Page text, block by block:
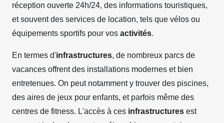
réception ouverte 24h/24, des informations touristiques,
et souvent des services de location, tels que vélos ou
équipements sportifs pour vos activités.
En termes d'infrastructures, de nombreux parcs de
vacances offrent des installations modernes et bien
entretenues. On peut notamment y trouver des piscines,
des aires de jeux pour enfants, et parfois même des
centres de fitness. L'accès à ces infrastructures est